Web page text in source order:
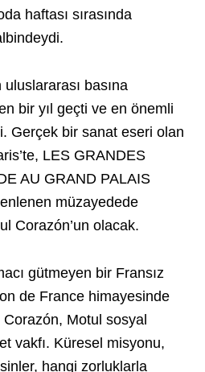
haftası sırasında
basına
bir yıl geçti ve en önemli
Gerçek bir sanat eseri olan
LES GRANDES
AU GRAND PALAIS
müzayedede
Corazón’un olacak.
gütmeyen bir Fransız
de France himayesinde
Motul sosyal
vakfı. Küresel misyonu,
hangi zorluklarla